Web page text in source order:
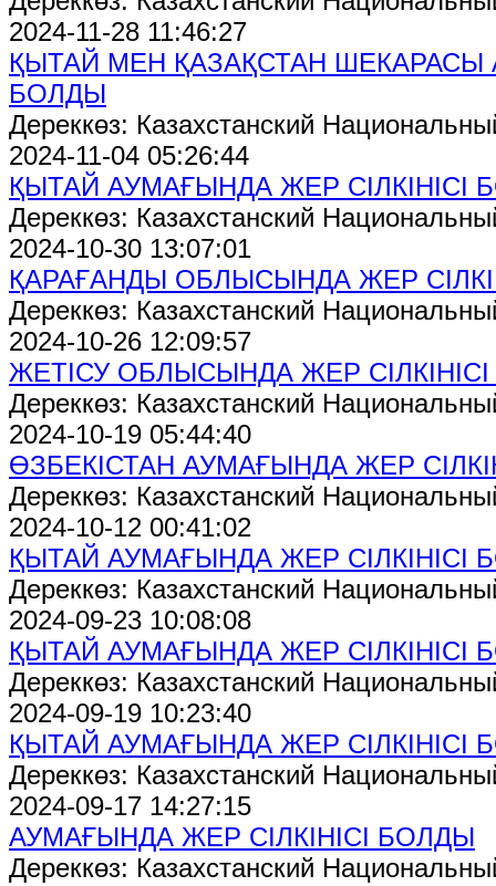
2024-11-28 11:46:27
ҚЫТАЙ МЕН ҚАЗАҚСТАН ШЕКАРАСЫ
БОЛДЫ
Дереккөз: Казахстанский
2024-11-04 05:26:44
ҚЫТАЙ АУМАҒЫНДА ЖЕР СІЛКІНІСІ
Дереккөз: Казахстанский
2024-10-30 13:07:01
ҚАРАҒАНДЫ ОБЛЫСЫНДА ЖЕР
Дереккөз: Казахстанский
2024-10-26 12:09:57
ЖЕТІСУ ОБЛЫСЫНДА ЖЕР
Дереккөз: Казахстанский
2024-10-19 05:44:40
ӨЗБЕКІСТАН АУМАҒЫНДА ЖЕР
Дереккөз: Казахстанский
2024-10-12 00:41:02
ҚЫТАЙ АУМАҒЫНДА ЖЕР СІЛКІНІСІ
Дереккөз: Казахстанский
2024-09-23 10:08:08
ҚЫТАЙ АУМАҒЫНДА ЖЕР СІЛКІНІСІ
Дереккөз: Казахстанский
2024-09-19 10:23:40
ҚЫТАЙ АУМАҒЫНДА ЖЕР СІЛКІНІСІ
Дереккөз: Казахстанский
2024-09-17 14:27:15
АУМАҒЫНДА ЖЕР СІЛКІНІСІ БОЛДЫ
Дереккөз: Казахстанский